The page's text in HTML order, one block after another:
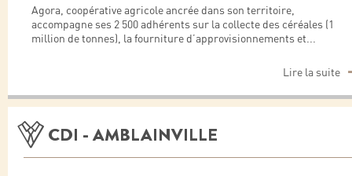
Agora, coopérative agricole ancrée dans son territoire,
accompagne ses 2 500 adhérents sur la collecte des céréales (1
million de tonnes), la fourniture d’approvisionnements et...
Lire la suite
CDI - AMBLAINVILLE